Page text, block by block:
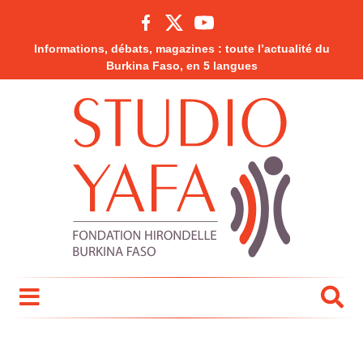
Informations, débats, magazines : toute l’actualité du
Burkina Faso, en 5 langues